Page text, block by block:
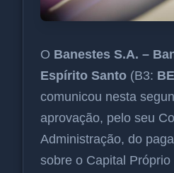
O Banestes S.A. –
Espírito Santo (B3:
comunicou nesta
aprovação, pelo seu
Administração, do
sobre o Capital Próprio